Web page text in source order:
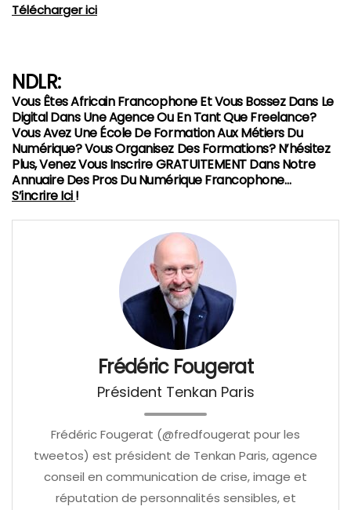
Télécharger ici
NDLR:
Vous Êtes Africain Francophone Et Vous Bossez Dans Le
Digital Dans Une Agence Ou En Tant Que Freelance?
Vous Avez Une École De Formation Aux Métiers Du
Numérique? Vous Organisez Des Formations? N’hésitez
Plus, Venez Vous Inscrire GRATUITEMENT Dans Notre
Annuaire Des Pros Du Numérique Francophone…
S’incrire Ici!
Frédéric Fougerat
Président Tenkan Paris
Frédéric Fougerat (@fredfougerat pour les
tweetos) est président de Tenkan Paris, agence
conseil en communication de crise, image et
réputation de personnalités sensibles, et